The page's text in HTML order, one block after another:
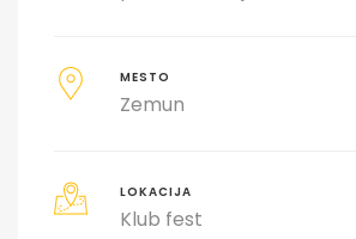
MESTO
Zemun
LOKACIJA
Klub fest